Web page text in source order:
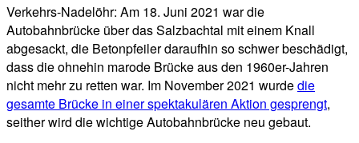
Verkehrs-Nadelöhr: Am 18. Juni 2021 war die
Autobahnbrücke über das Salzbachtal mit einem Knall
abgesackt, die Betonpfeiler daraufhin so schwer beschädigt,
dass die ohnehin marode Brücke aus den 1960er-Jahren
nicht mehr zu retten war. Im November 2021 wurdedie
gesamte Brücke in einer spektakulären Aktion gesprengt,
seither wird die wichtige Autobahnbrücke neu gebaut.